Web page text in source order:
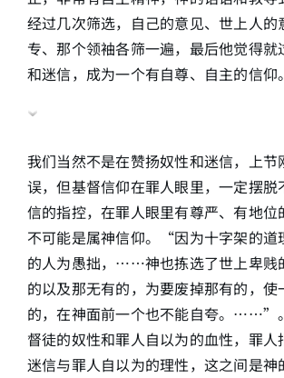
经过几次筛选，自己的意见、世上人的
专、那个领袖各筛一遍，最后他觉得就
和迷信，成为一个有自尊、自主的信仰。
我们当然不是在赞扬奴性和迷信，上节
误，但基督信仰在罪人眼里，一定摆脱
信的指控，在罪人眼里有尊严、有地位
不可能是属神信仰。“因为十字架的道
的人为愚拙，……神也拣选了世上卑贱
的以及那无有的，为要废掉那有的，使
的，在神面前一个也不能自夸。……”
督徒的奴性和罪人自以为的血性，罪人
迷信与罪人自以为的理性，这之间是神